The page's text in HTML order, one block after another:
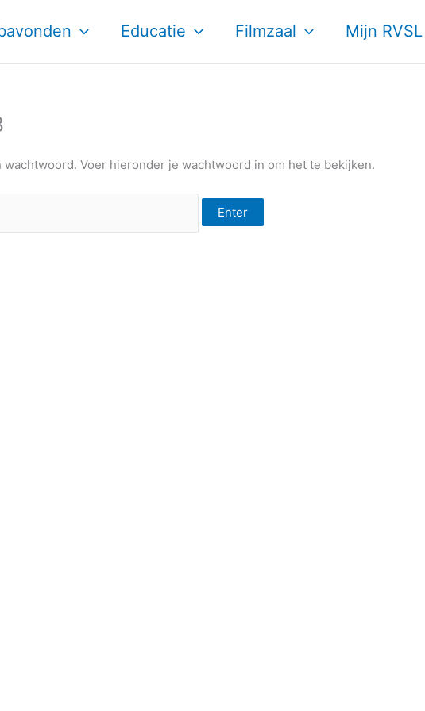
Educatie Filmzaal Mijn RVSL
Voer hieronder je wachtwoord in om het te bekijken.